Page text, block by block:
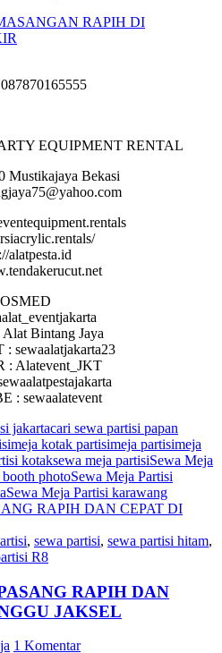
EQUIPMENT RENTAL
Mustikajaya Bekasi
alatpesta.id
Bintang Jaya
sewaalatjakarta23
: Alatevent_JKT
: sewaalatevent
jakartacari sewa partisi papan
meja kotak partisimeja partisimeja
kotaksewa meja partisiSewa Meja
photoSewa Meja Partisi
Sewa Meja Partisi karawang
, sewa partisi, sewa partisi hitam,
R8
RAPIH DAN
JAKSEL
1 Komentar